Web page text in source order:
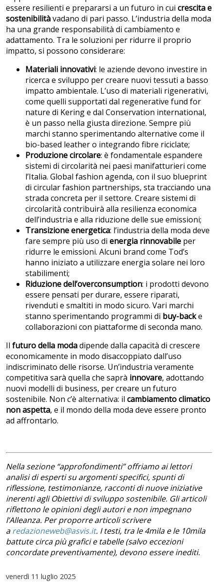
essere resilienti e prepararsi a un futuro in cui crescita e
sostenibilitàvadano di pari passo. L’industria della moda
ha una grande responsabilità di cambiamento e
adattamento. Tra le soluzioni per ridurre il proprio
impatto, si possono considerare:
Materiali innovativi: le aziende devono investire in
ricerca e sviluppo per creare nuovi tessuti a basso
impatto ambientale. L’uso di materiali rigenerativi,
come quelli supportati dal regenerative fund for
nature di Kering e dal Conservation international,
è un passo nella giusta direzione. Sempre più
marchi stanno sperimentando alternative come il
bio-based leather o integrando fibre riciclate;
Produzione circolare: è fondamentale espandere
sistemi di circolarità nei paesi manifatturieri come
l’Italia. Global fashion agenda, con il suo blueprint
di circular fashion partnerships, sta tracciando una
strada concreta per il settore. Creare sistemi di
circolarità contribuirà alla resilienza economica
dell’industria e alla riduzione delle sue emissioni;
Transizione energetica: l’industria della moda deve
fare sempre più uso di energia rinnovabile per
ridurre le emissioni. Alcuni brand come Tod’s
hanno iniziato a utilizzare energia solare nei loro
stabilimenti;
Riduzione dell’overconsumption: i prodotti devono
essere pensati per durare, essere riparati,
rivenduti e smaltiti in modo sicuro. Vari marchi
stanno sperimentando programmi di buy-backe
collaborazioni con piattaforme di seconda mano.
Il futuro della modadipende dalla capacità di crescere
economicamente in modo disaccoppiato dall’uso
indiscriminato delle risorse. Un’industria veramente
competitiva sarà quella che saprà innovare, adottando
nuovi modelli di business, per creare un futuro
sostenibile. Non c’è alternativa: il cambiamento climatico
non aspetta, e il mondo della moda deve essere pronto
ad affrontarlo.
Nella sezione “approfondimenti” offriamo ai lettori
analisi di esperti su argomenti specifici, spunti di
riflessione, testimonianze, racconti di nuove iniziative
inerenti agli Obiettivi di sviluppo sostenibile. Gli articoli
riflettono le opinioni degli autori e non impegnano
l’Alleanza. Per proporre articoli scrivere
aredazioneweb@asvis.it. I testi, tra le 4mila e le 10mila
battute circa più grafici e tabelle (salvo eccezioni
concordate preventivamente), devono essere inediti.
venerdì 11 luglio 2025